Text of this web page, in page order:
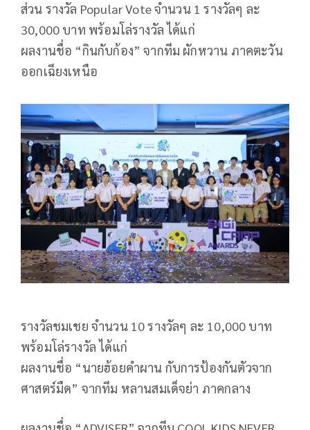
ส่วน รางวัล Popular Vote จำนวน 1 รางวัลๆ ละ
30,000 บาท พร้อมโล่รางวัล ได้แก่
ผลงานชื่อ “กินกับก้อง” จากทีม ผักหวาน ภาคตะวัน
ออกเฉียงเหนือ
รางวัลชมเชย จำนวน 10 รางวัลๆ ละ 10,000 บาท
พร้อมโล่รางวัล ได้แก่
ผลงานชื่อ “นายฮ้อยคำผาน กับการป้องกันตัวจาก
ศาสตร์มืด” จากทีม หลานสมเด็จย่า ภาคกลาง